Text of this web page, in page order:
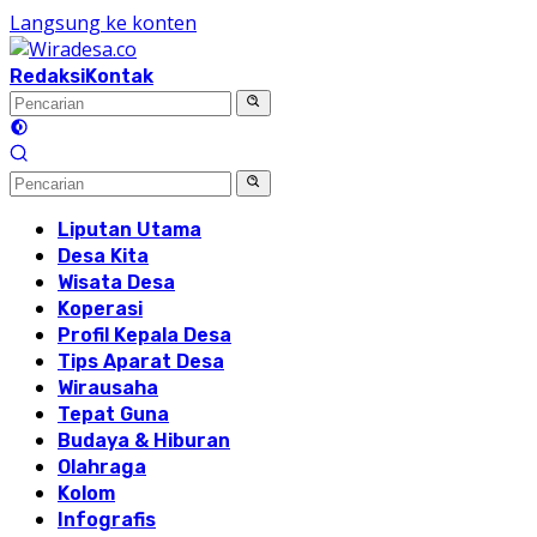
Langsung ke konten
RedaksiKontak
Liputan Utama
Desa Kita
Wisata Desa
Koperasi
Profil Kepala Desa
Tips Aparat Desa
Wirausaha
Tepat Guna
Budaya & Hiburan
Olahraga
Kolom
Infografis